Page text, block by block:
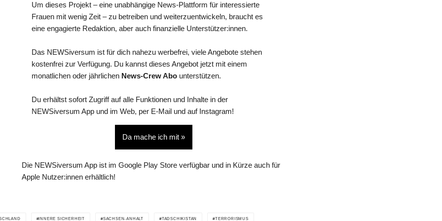
Um dieses Projekt – eine unabhängige News-Plattform für interessierte
Frauen mit wenig Zeit – zu betreiben und weiterzuentwickeln, braucht es
eine engagierte Redaktion, aber auch finanzielle Unterstützer:innen.
Das NEWSiversum ist für dich nahezu werbefrei, viele Angebote stehen
kostenfrei zur Verfügung. Du kannst dieses Angebot jetzt mit einem
monatlichen oder jährlichen News-Crew Abo unterstützen.
Du erhältst sofort Zugriff auf alle Funktionen und Inhalte in der
NEWSiversum App und im Web, per E-Mail und auf Instagram!
Da mache ich mit »
Die NEWSiversum App ist im Google Play Store verfügbar und in Kürze auch für
Apple Nutzer:innen erhältlich!
INNERE SICHERHEIT SACHSEN-ANHALT TADSCHIKISTAN TERRORISMUS